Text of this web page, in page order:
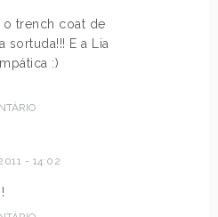
o trench coat de
sortuda!!! E a Lia
:)
- 14:02